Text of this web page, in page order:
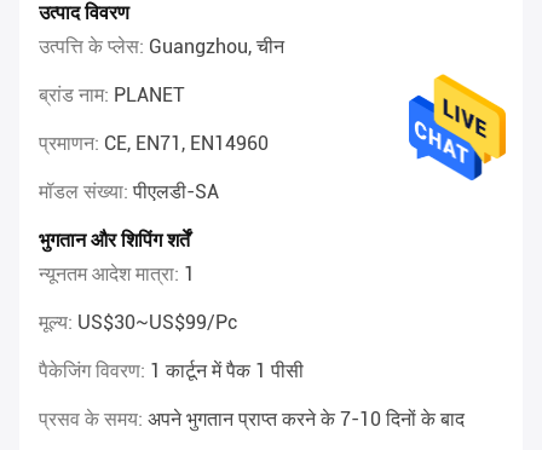
उत्पाद विवरण
उत्पत्ति के प्लेस: Guangzhou, चीन
ब्रांड नाम: PLANET
प्रमाणन: CE, EN71, EN14960
मॉडल संख्या:पीएलडी-SA
भुगतान और शिपिंग शर्तें
न्यूनतम आदेश मात्रा: 1
मूल्य: US$30~US$99/pc
पैकेजिंग विवरण: 1 कार्टून में पैक 1 पीसी
प्रसव के समय: अपने भुगतान प्राप्त करने के 7-10 दिनों के बाद